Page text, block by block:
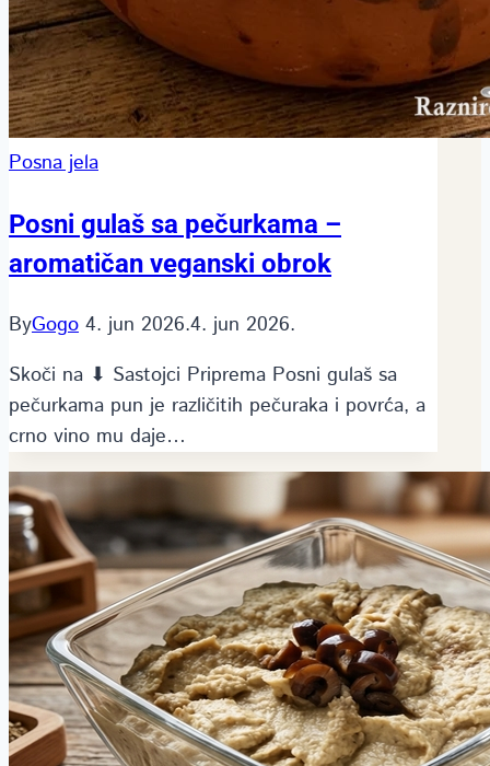
Posna jela
Posni gulaš sa pečurkama –
aromatičan veganski obrok
ByGogo 4. jun 2026.4. jun 2026.
Skoči na ⬇ Sastojci Priprema Posni gulaš sa
pečurkama pun je različitih pečuraka i povrća, a
crno vino mu daje…